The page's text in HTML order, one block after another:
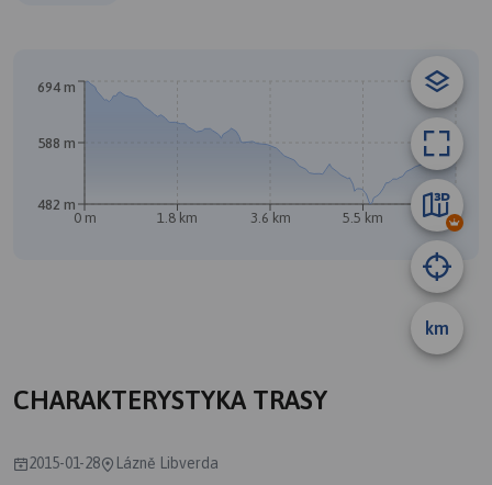
km
0 m 1.8 km 3.6 km 5.5 km 7.3 km
482 m
588 m
694 m
CHARAKTERYSTYKA TRASY
2015-01-28 Lázně Libverda